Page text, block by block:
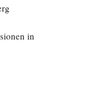
in